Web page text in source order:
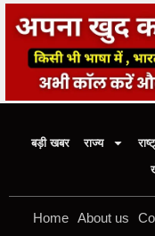
बड़ी खबर राज्य
Home About us